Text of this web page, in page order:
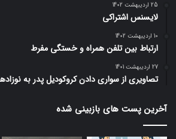
25 اردیبهشت 1402
لایسنس اشتراکی
10 اردیبهشت 1402
ارتباط بین تلفن همراه و خستگی مفرط
27 اردیبهشت 1401
تصاویری از سواری دادن کروکودیل پدر به
آخرین پست های بازبینی شده